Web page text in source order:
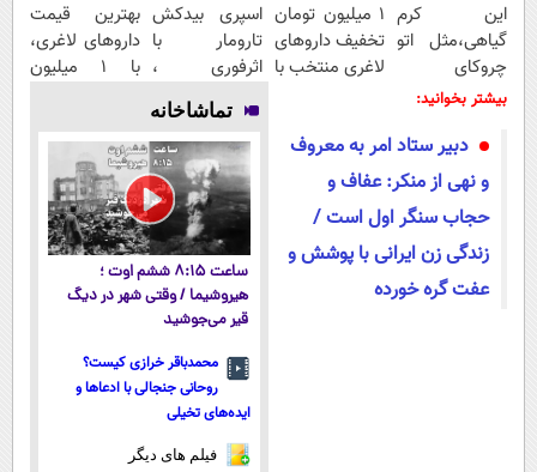
این کرم
گیاهی،مثل اتو
چروکای
پوستتوصاف
۱ میلیون تومان
تخفیف داروهای
لاغری منتخب با
نزدیکت
اسپری بیدکش
تارومار با
اثرفوری ،
محافظ لباس در
مقابل بید
بهترین قیمت
داروهای لاغری،
با ۱ میلیون
بیشتر بخوانید:
دبیر ستاد امر به معروف
و نهی از منکر: عفاف و
حجاب سنگر اول است /
زندگی زن ایرانی با پوشش و
عفت گره خورده
تماشاخانه
ساعت ۸:۱۵ ششم اوت ؛
هیروشیما / وقتی شهر در دیگ
قیر می‌جوشید
محمدباقر خرازی کیست؟
روحانی جنجالی با ادعاها و
ایده‌های تخیلی
فیلم های دیگر